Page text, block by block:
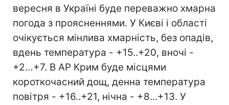
вересня в Україні буде переважно хмарна
погода з проясненнями. У Києві і області
очікується мінлива хмарність, без опадів,
вдень температура - +15..+20, вночі -
+2…+7. В АР Крим буде місцями
короткочасний дощ, денна температура
повітря - +16..+21, нічна - +8...+13. У